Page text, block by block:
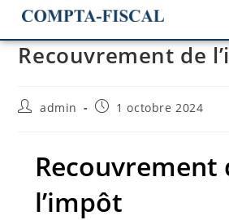
Recouvrement de
admin 1 octobre 2024
Recouvrement
l’impôt